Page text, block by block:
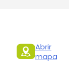
Abrir
mapa